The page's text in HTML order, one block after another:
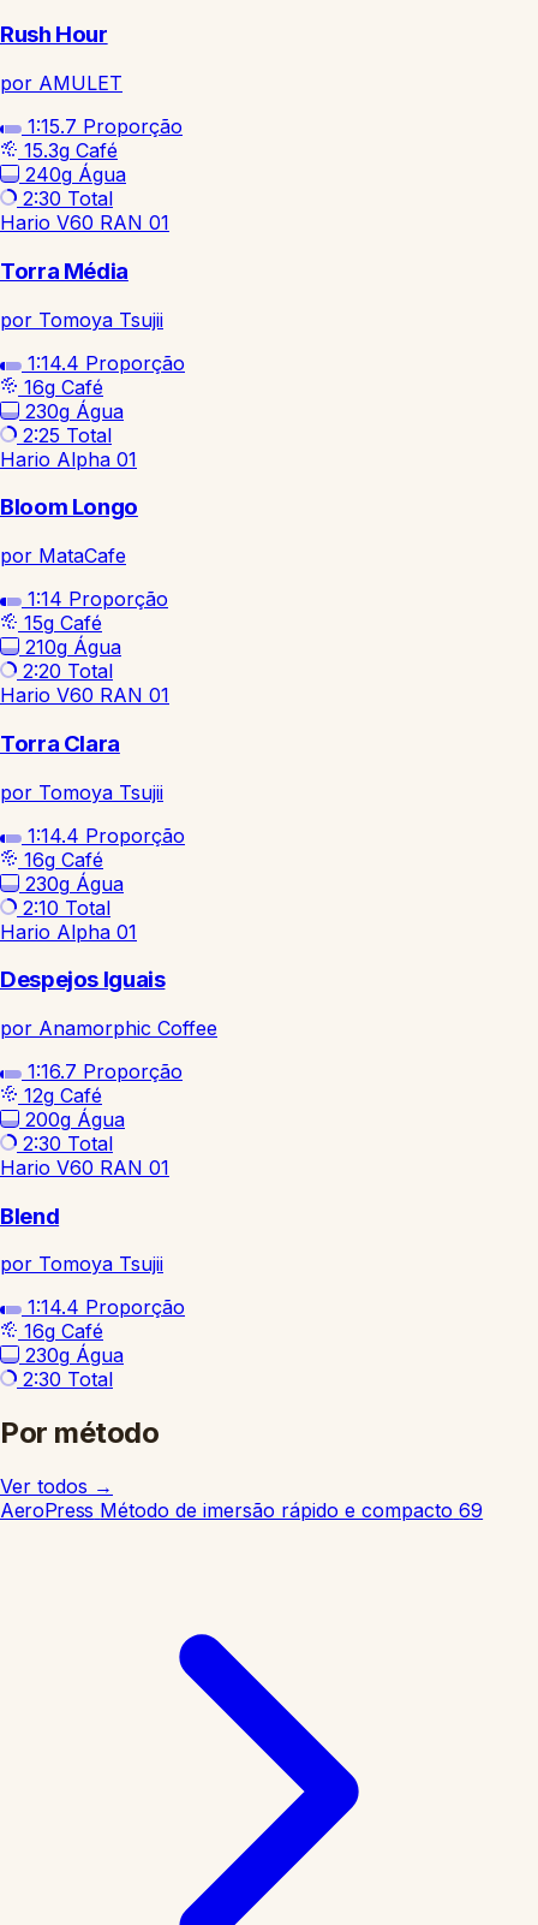
Rush Hour
por AMULET
1:15.7 Proporção
15.3g Café
240g Água
2:30 Total
Hario V60 RAN 01
Torra Média
por Tomoya Tsujii
1:14.4 Proporção
16g Café
230g Água
2:25 Total
Hario Alpha 01
Bloom Longo
por MataCafe
1:14 Proporção
15g Café
210g Água
2:20 Total
Hario V60 RAN 01
Torra Clara
por Tomoya Tsujii
1:14.4 Proporção
16g Café
230g Água
2:10 Total
Hario Alpha 01
Despejos Iguais
por Anamorphic Coffee
1:16.7 Proporção
12g Café
200g Água
2:30 Total
Hario V60 RAN 01
Blend
por Tomoya Tsujii
1:14.4 Proporção
16g Café
230g Água
2:30 Total
Por método
Ver todos →
AeroPress Método de imersão rápido e compacto 69